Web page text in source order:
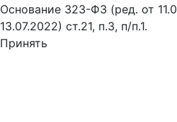
Основание 323-ФЗ (ред. от
13.07.2022) ст.21, п.3, п/п.1.
Принять